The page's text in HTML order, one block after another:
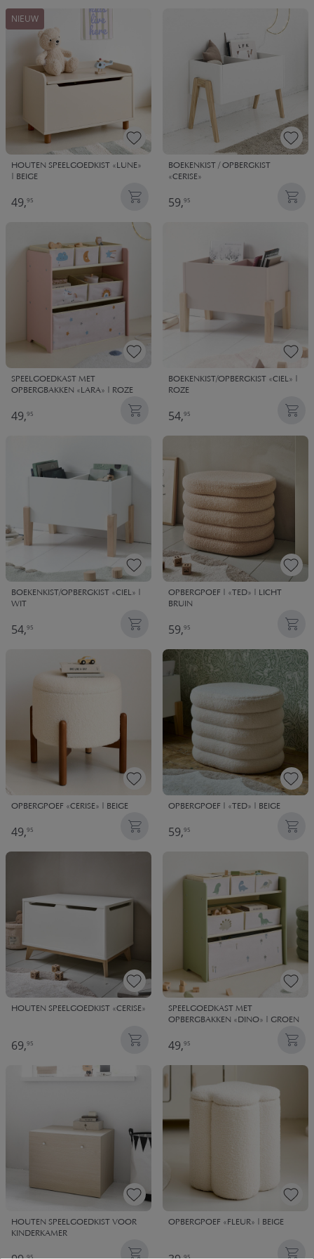
NIEUW
HOUTEN SPEELGOEDKIST «LUNE»
| BEIGE
49,95
BOEKENKIST / OPBERGKIST
«CERISE»
59,95
SPEELGOEDKAST MET
OPBERGBAKKEN «LARA» | ROZE
49,95
BOEKENKIST/OPBERGKIST «CIEL» |
ROZE
54,95
BOEKENKIST/OPBERGKIST «CIEL» |
WIT
54,95
OPBERGPOEF | «TED» | LICHT
BRUIN
59,95
OPBERGPOEF «CERISE» | BEIGE
49,95
OPBERGPOEF | «TED» | BEIGE
59,95
HOUTEN SPEELGOEDKIST «CERISE»
69,95
SPEELGOEDKAST MET
OPBERGBAKKEN «DINO» | GROEN
49,95
HOUTEN SPEELGOEDKIST VOOR
KINDERKAMER
95
OPBERGPOEF «FLEUR» | BEIGE
95